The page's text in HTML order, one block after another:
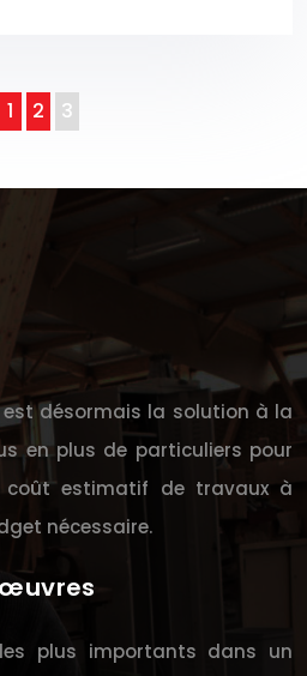
1 2 3
est désormais la solution à la
en plus de particuliers pour
coût estimatif de travaux à
nécessaire.
plus importants dans un